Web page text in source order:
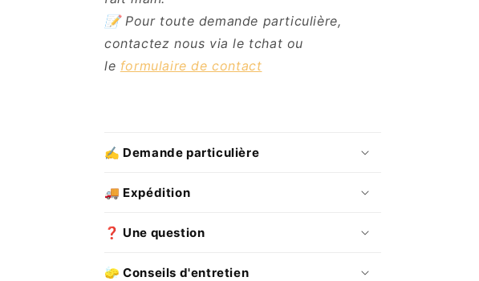
📝 Pour toute demande particulière,
contactez nous via le tchat ou
le formulaire de contact
✍️ Demande particulière
🚚 Expédition
❓ Une question
🧽 Conseils d'entretien